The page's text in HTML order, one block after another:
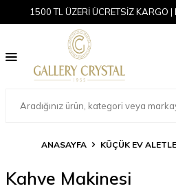
1500 TL ÜZERİ ÜCRETSİZ KARGO |
ANASAYFA KÜÇÜK EV
Kahve Makinesi